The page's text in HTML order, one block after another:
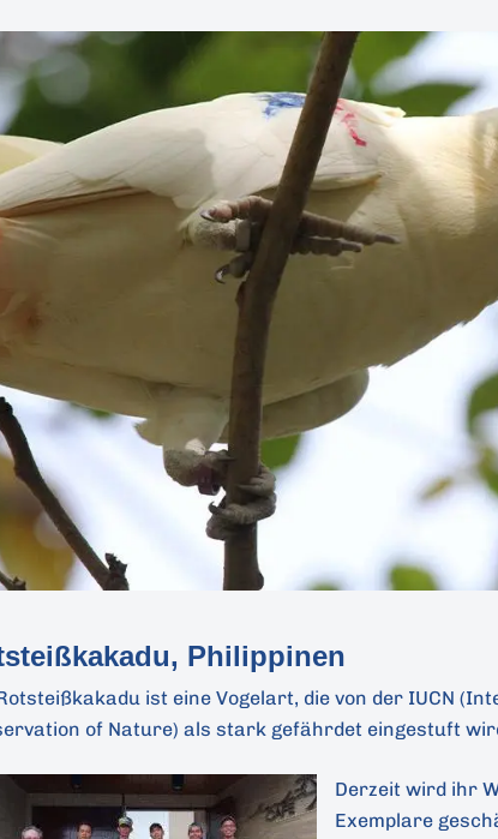
Philippinen
ist eine Vogelart, die von der IUCN
of Nature) als stark gefährdet eingestuft
Derzeit wird ihr
Exemplare